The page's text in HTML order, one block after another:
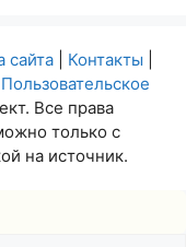
сайта| Контакты
Пользовательское
Все права
только с
на источник.